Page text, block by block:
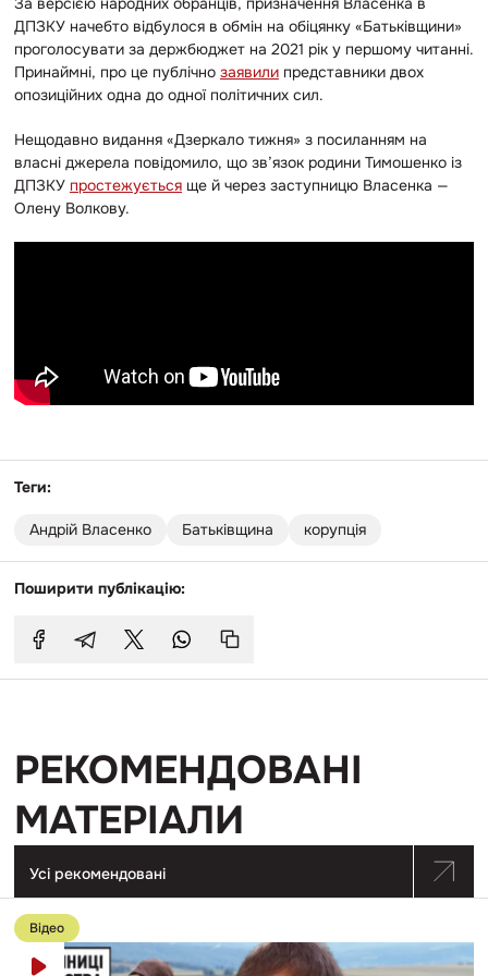
ДПЗКУ начебто відбулося в обмін на обіцянку «Батьківщини»
проголосувати за держбюджет на 2021 рік у першому читанні.
Принаймні, про це публічно заявили представники двох
опозиційних одна до одної політичних сил.
Нещодавно видання «Дзеркало тижня» з посиланням на
власні джерела повідомило, що зв’язок родини Тимошенко із
ДПЗКУ простежується ще й через заступницю Власенка —
Олену Волкову.
Теги:
Андрій Власенко Батьківщина корупція
Поширити публікацію:
РЕКОМЕНДОВАНІ
МАТЕРІАЛИ
Усі рекомендовані
Перейти
до
публікації
Відео